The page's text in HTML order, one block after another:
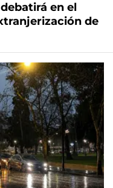
en el
de